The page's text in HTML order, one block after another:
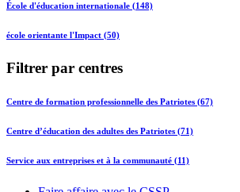
École d'éducation internationale (148)
école orientante l'Impact (50)
Filtrer par centres
Centre de formation professionnelle des Patriotes (67)
Centre d’éducation des adultes des Patriotes (71)
Service aux entreprises et à la communauté (11)